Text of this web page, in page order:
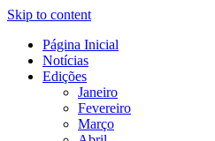
Skip to content
É Ribatejo –
Online
Revista Social Online
Página Inicial
Notícias
Edições
Janeiro
Fevereiro
Março